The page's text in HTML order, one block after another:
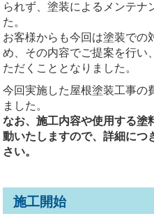
られず、塗装によるメンテナ
た。
お客様からも今回は塗装での
め、その内容でご提案を行い
ただくこととなりました。
今回実施した屋根塗装工事の
ました。
なお、施工内容や使用する塗
動いたしますので、詳細につ
さい。
施工開始